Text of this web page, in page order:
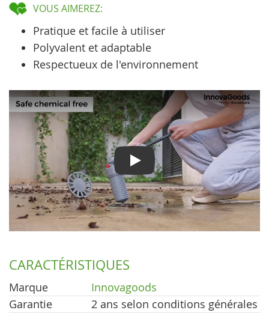
VOUS AIMEREZ:
Pratique et facile à utiliser
Polyvalent et adaptable
Respectueux de l'environnement
Play
CARACTÉRISTIQUES
Marque
Innovagoods
Garantie
2 ans selon conditions générales